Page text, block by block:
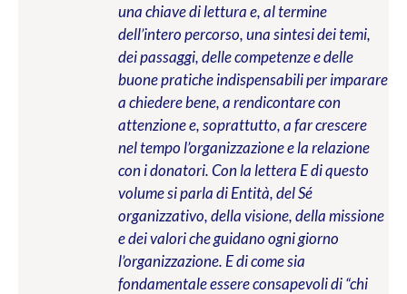
una chiave di lettura e, al termine
dell’intero percorso, una sintesi dei temi,
dei passaggi, delle competenze e delle
buone pratiche indispensabili per imparare
a chiedere bene, a rendicontare con
attenzione e, soprattutto, a far crescere
nel tempo l’organizzazione e la relazione
con i donatori. Con la lettera E di questo
volume si parla di Entità, del Sé
organizzativo, della visione, della missione
e dei valori che guidano ogni giorno
l’organizzazione. E di come sia
fondamentale essere consapevoli di “chi